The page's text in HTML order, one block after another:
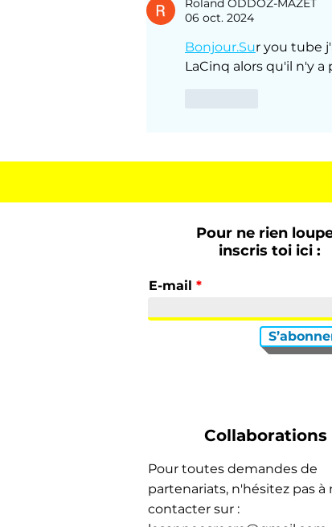
Roland ODDOZ-MAZET
06 oct. 2024
Bonjour.Sur you tube
LaCinq alors qu'il n'y
Pour ne rien
inscris toi ici :
E-mail
Collaborations
Pour toutes demandes de
partenariats, n'hésitez pas à
contacter sur :